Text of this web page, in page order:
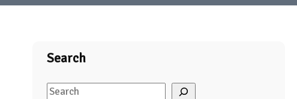
Search
S